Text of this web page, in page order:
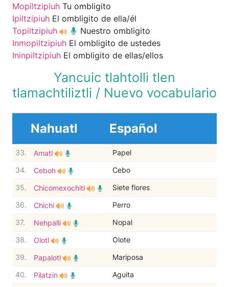
Mopiltzipiuh Tu ombligito
Ipiltzipiuh El ombligito de ella/él
Topiltzipiuh
Nuestro ombligito
Inmopiltzipiuh El ombligito de ustedes
Ininpiltzipiuh El ombligito de ellas/ellos
Yancuic tlahtolli tlen
tlamachtiliztli / Nuevo vocabulario
Nahuatl Español
33. Amatl Papel
34. Ceboh Cebo
35. Chicomexochitl Siete flores
36. Chichi Perro
37. Nehpalli Nopal
38. Olotl Olote
39. Papalotl Mariposa
40. Pilatzin Aguita